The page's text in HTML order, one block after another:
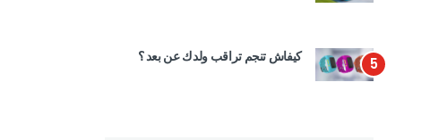
5 كيفاش تنجم تراقب ولدك عن بعد ؟